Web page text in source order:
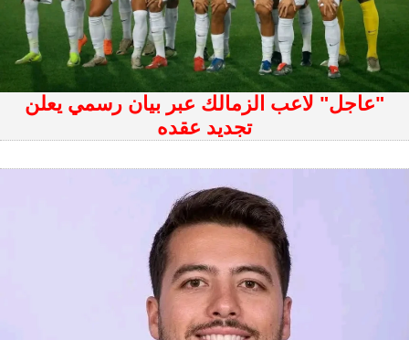
"عاجل" لاعب الزمالك عبر بيان رسمي يعلن
تجديد عقده